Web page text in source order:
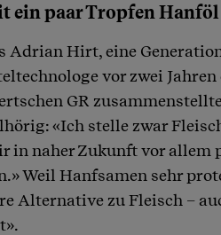
ein paar Tropfen Hanföl
Adrian Hirt, eine
vor zwei
GR
«Ich stelle zwar
in naher Zukunft vor allem
Weil Hanfsamen sehr
Alternative zu Fleisch –